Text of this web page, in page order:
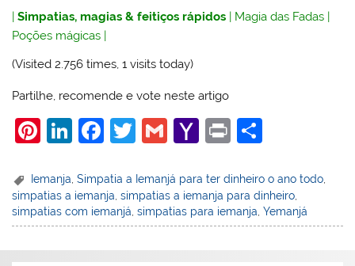
|Simpatias, magias & feitiços rápidos Magia das Fadas
Poções mágicas
(Visited 2.756 times, 1 visits today)
Partilhe, recomende e vote neste artigo
Pi
er
e
st
Li
k
e
dI
F
c
e
b
T
itt
er
G
ai
l
Y
h
o
o
Pr
t
ar
e
Iemanja ,Simpatia a Iemanjá para ter dinheiro o ano todo
simpatias a iemanja ,simpatias a iemanja para dinheiro
simpatias com iemanjá ,simpatias para iemanja ,Yemanjá